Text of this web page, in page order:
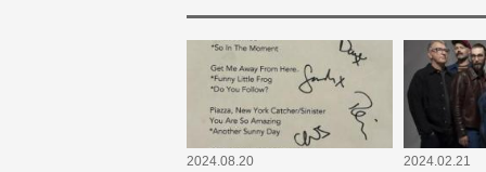
2024.08.20
2024.02.21